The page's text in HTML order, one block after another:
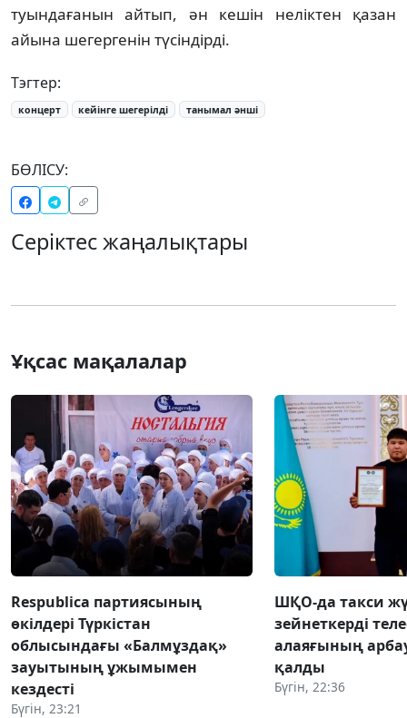
туындағанын айтып, ән кешін неліктен қазан
айына шегергенін түсіндірді.
Тэгтер:
концерт кейінге шегерілді танымал әнші
БӨЛІСУ:
Серіктес жаңалықтары
Ұқсас мақалалар
Respublica партиясының
өкілдері Түркістан
облысындағы «Балмұздақ»
зауытының ұжымымен
кездесті
Бүгін, 23:21
ШҚО-да такси
зейнеткерді
алаяғының
қалды
Бүгін, 22:36